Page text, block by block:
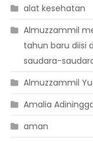
alat kesehatan
Almuzzammil
tahun baru diisi
saudara-
Almuzzammil
Amalia
aman